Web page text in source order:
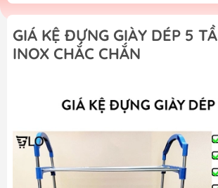
GIÁ KỆ ĐỰNG GIÀY DÉP 5
INOX CHẮC CHẮN